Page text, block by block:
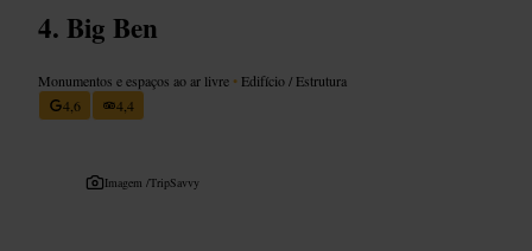
Big Ben
Monumentos e espaços ao ar livre • Edifício / Estrutura
4,6
4,4
Imagem /TripSavvy